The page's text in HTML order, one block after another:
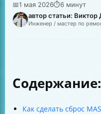
📅1 мая 2026⏱6 минут
автор статьи:
Инженер / мастер по
Содержание:
Как сделать сброс